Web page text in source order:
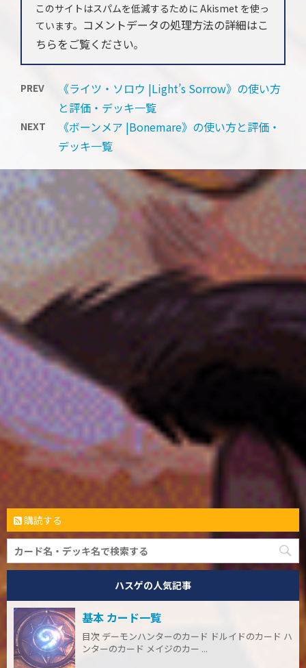
このサイトはスパムを低減するために Akismet を使っ
ています。 コメントデータの処理方法の詳細はこ
ちらをご覧ください。
PREV
《ライツ・ソロウ |Light’s Sorrow》の使い方
と評価・デッキ一覧
NEXT
《ボーンメア |Bonemare》の使い方と評価・
デッキ一覧
購読する
ハスゲの人気記事
基本 カード一覧
目次 デーモンハンターのカード ドルイドのカード ハ
ンターのカード メイジのカー ...